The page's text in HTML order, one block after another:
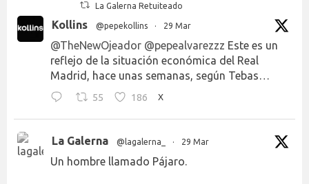
La Galerna Retuiteado
Kollins @pepekollins · 29 Mar
@TheNewOjeador @pepealvarezzz Este es un
reflejo de la situación económica del Real
Madrid, hace unas semanas, según Tebas…
55 186 X
La Galerna @lagalerna_ · 29 Mar
Un hombre llamado Pájaro.